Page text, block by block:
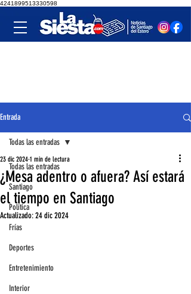
4241899513330598
Entrada
Todas las entradas
Santiago
Política
Frías
Deportes
Entretenimiento
Interior
Todas las entradas
¿Mesa adentro o afuera? Así estará
el tiempo en Santiago
23 dic 2024 1 min de lectura
Actualizado:24 dic 2024